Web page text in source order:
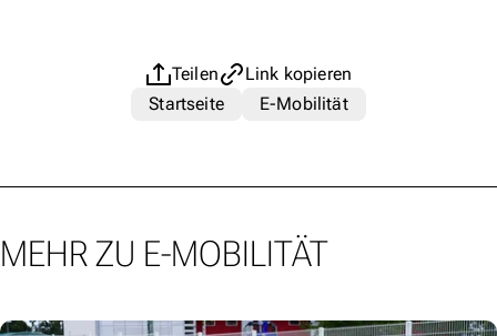
Teilen
Link kopieren
Startseite
E-Mobilität
MEHR ZU E-MOBILITÄT